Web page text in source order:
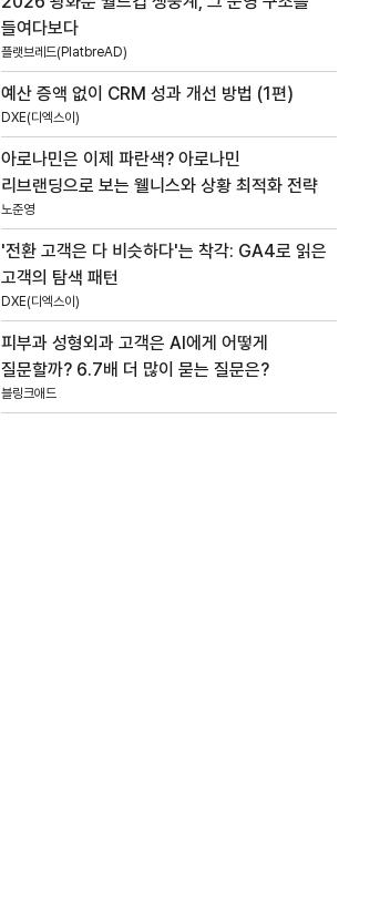
들여다보다
플랫브레드(PlatbreAD)
예산 증액 없이 CRM 성과 개선 방법 (1편)
DXE(디엑스이)
아로나민은 이제 파란색? 아로나민
리브랜딩으로 보는 웰니스와 상황 최적화 전략
노준영
'전환 고객은 다 비슷하다'는 착각: GA4로 읽은
고객의 탐색 패턴
DXE(디엑스이)
피부과 성형외과 고객은 AI에게 어떻게
질문할까? 6.7배 더 많이 묻는 질문은?
블링크애드